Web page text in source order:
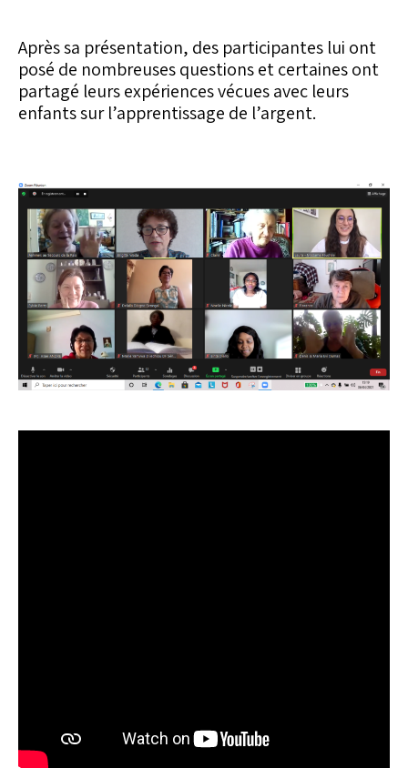
Après sa présentation, des participantes lui ont
posé de nombreuses questions et certaines ont
partagé leurs expériences vécues avec leurs
enfants sur l’apprentissage de l’argent.